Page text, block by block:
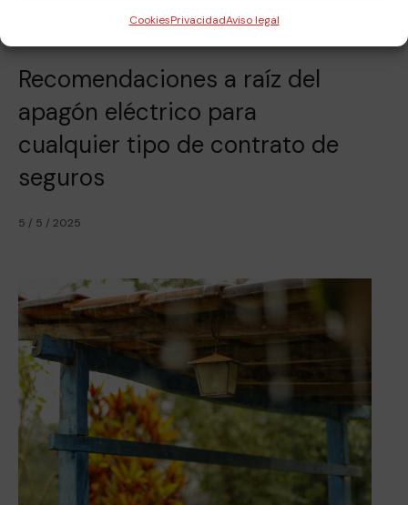
CookiesPrivacidadAviso legal
Recomendaciones a raíz del
apagón eléctrico para
cualquier tipo de contrato de
seguros
5 / 5 / 2025